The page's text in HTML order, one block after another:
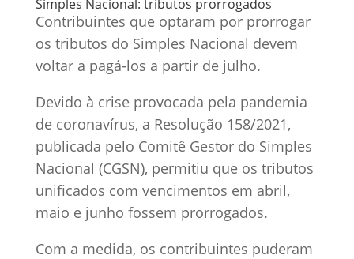
Simples Nacional: tributos prorrogados
Contribuintes que optaram por prorrogar
os tributos do Simples Nacional devem
voltar a pagá-los a partir de julho.
Devido à crise provocada pela pandemia
de coronavírus, a Resolução 158/2021,
publicada pelo Comitê Gestor do Simples
Nacional (CGSN), permitiu que os tributos
unificados com vencimentos em abril,
maio e junho fossem prorrogados.
Com a medida, os contribuintes puderam